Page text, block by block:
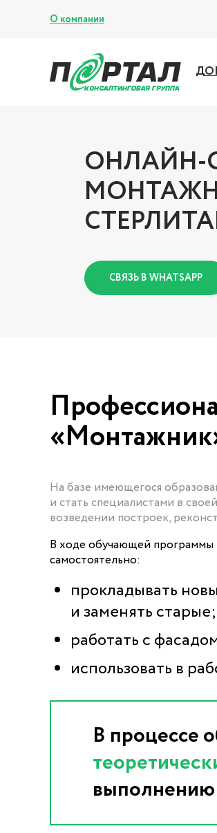
О компании
ОНЛАЙН-
СВЯЗЬ В WHATSAPP
На базе имеющегося
и стать специалистами в
возведении построек,
В ходе обучающей программы
самостоятельно:
прокладывать
и заменять старые;
работать с
использовать в
В процессе
выполнению